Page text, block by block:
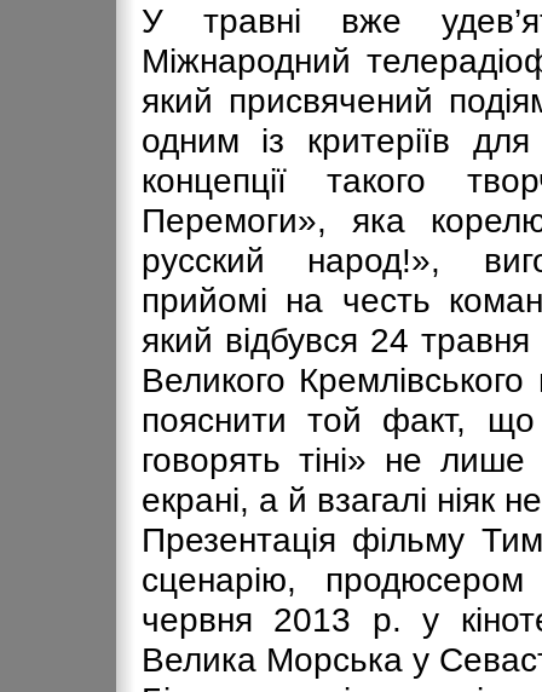
У травні вже
Міжнародний
який присвячений
одним із критеріїв для
концепції такого
Перемоги», яка
русский народ!»,
прийомі на честь
який відбувся 24 травня
Великого
пояснити той факт,
говорять тіні» не
екрані, а й взагалі ніяк
Презентація фільму
сценарію,
червня 2013 р. у
Велика Морська у